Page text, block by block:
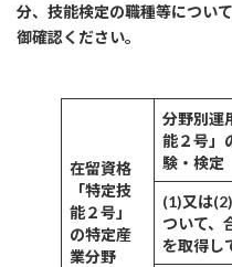
分、技能検定の職種等について
御確認ください。
在留資格
「特定技
能２号」
の特定産
業分野
分野別運
能２号」
験・検定
(1)又は
ついて、
を取得し